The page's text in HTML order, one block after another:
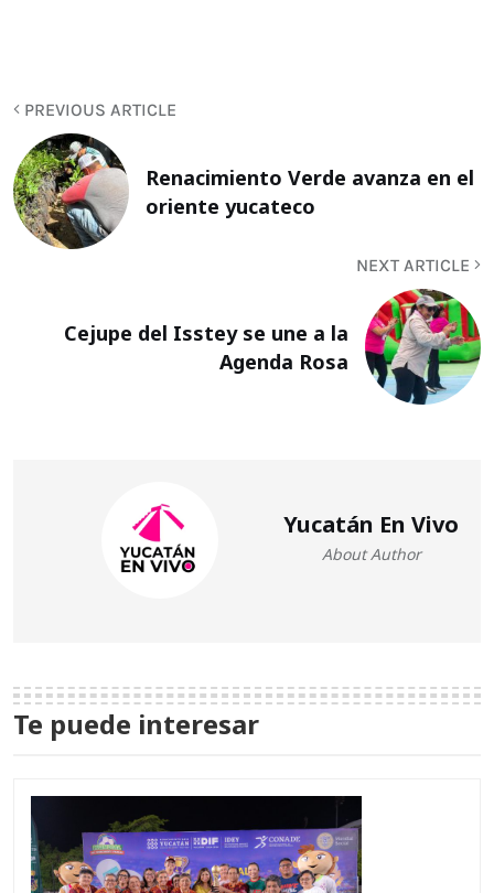
PREVIOUS ARTICLE
Renacimiento Verde avanza en el
oriente yucateco
NEXT ARTICLE
Cejupe del Isstey se une a la
Agenda Rosa
Yucatán En Vivo
About Author
Te puede interesar